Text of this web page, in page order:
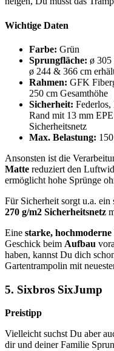
Wichtige Daten
Farbe: Grün
Sprungfläche: ø 305
ø 244 & 366 cm
Rahmen: GFK
250 cm Gesamthöhe
Sicherheit:
Rand mit 13 mm
Sicherheitsnetz
Max. Belastung:
Ansonsten ist die
Matte reduziert den
ermöglicht hohe Sprünge
Für Sicherheit sorgt u.a. ein
270 g/m2 Sicherheitsnetz
Eine starke,
Geschick beim Aufbau
haben, kannst Du dich
Gartentrampolin mit
5. Sixbros SixJump
Preistipp
Vielleicht suchst Du aber
dir und deiner Familie